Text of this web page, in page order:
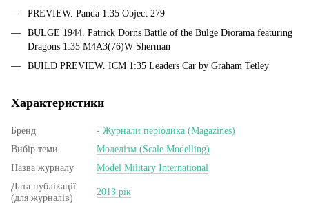
PREVIEW. Panda 1:35 Object 279
BULGE 1944. Patrick Dorns Battle of the Bulge Diorama featuring
Dragons 1:35 M4A3(76)W Sherman
BUILD PREVIEW. ICM 1:35 Leaders Car by Graham Tetley
Характеристики
Бренд
- Журнали періодика (Magazines)
Вибір теми
Моделізм (Scale Modelling)
Назва журналу
Model Military International
Дата публікації
(для журналів)
2013 рік